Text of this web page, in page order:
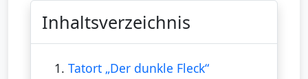
Inhaltsverzeichnis
1. Tatort „Der dunkle Fleck“